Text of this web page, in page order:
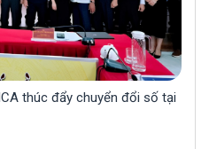
thúc đẩy chuyển đổi số tại